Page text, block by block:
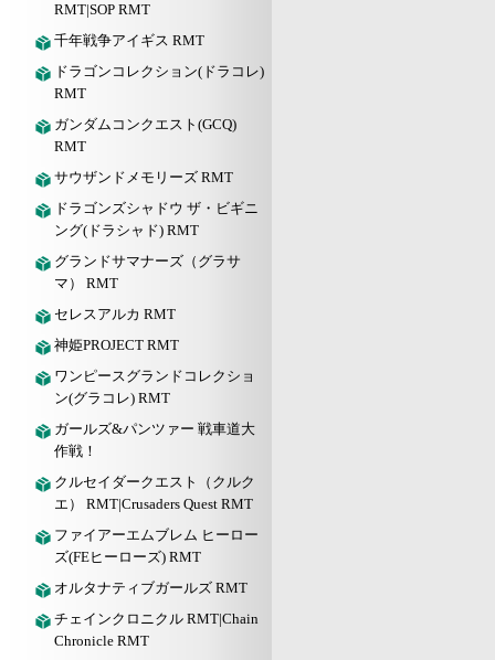
RMT|SOP RMT
千年戦争アイギス RMT
ドラゴンコレクション(ドラコレ)
RMT
ガンダムコンクエスト(GCQ)
RMT
サウザンドメモリーズ RMT
ドラゴンズシャドウ ザ・ビギニ
ング(ドラシャド) RMT
グランドサマナーズ（グラサ
マ） RMT
セレスアルカ RMT
神姫PROJECT RMT
ワンピースグランドコレクショ
ン(グラコレ) RMT
ガールズ&パンツァー 戦車道大
作戦！
クルセイダークエスト（クルク
エ） RMT|Crusaders Quest RMT
ファイアーエムブレム ヒーロー
ズ(FEヒーローズ) RMT
オルタナティブガールズ RMT
チェインクロニクル RMT|Chain
Chronicle RMT